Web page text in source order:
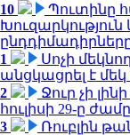
10
Պուտինը
Խուզարկություն
1
Սոչի
անցկացրել է
2
Ջուր չի
հուլիսի 29-ը
3
Ռուբլին